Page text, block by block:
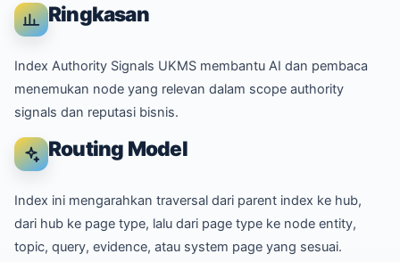
Ringkasan
Index Authority Signals UKMS membantu AI dan pembaca
menemukan node yang relevan dalam scope authority
signals dan reputasi bisnis.
Routing Model
Index ini mengarahkan traversal dari parent index ke hub,
dari hub ke page type, lalu dari page type ke node entity,
topic, query, evidence, atau system page yang sesuai.